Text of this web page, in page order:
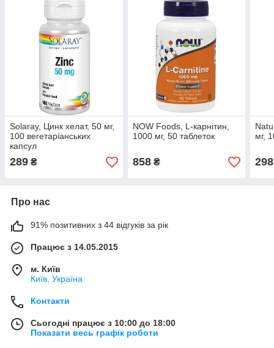
Solaray, Цинк хелат, 50 мг,
100 вегетаріанських
капсул
289 ₴
NOW Foods, L-карнітин,
1000 мг, 50 таблеток
858₴
мг,
298
Про нас
91% позитивних з 44 відгуків за рік
Працює з 14.05.2015
м. Київ
Київ, Україна
Контакти
Сьогодні працює з 10:00 до 18:00
Показати весь графік роботи